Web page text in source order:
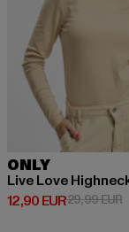
ONLY
Live Love
12,90 EUR
Derzeitiger Preis:
29,99 EUR